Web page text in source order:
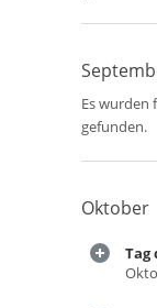
Es wurden
gefunden.
Oktober
Tag